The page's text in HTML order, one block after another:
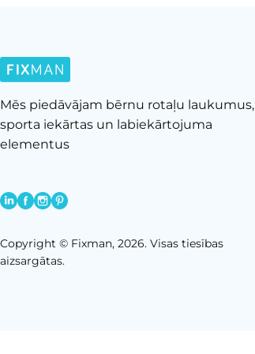
Mēs piedāvājam bērnu rotaļu laukumus,
sporta iekārtas un labiekārtojuma
elementus
Copyright © Fixman, 2026. Visas tiesības
aizsargātas.